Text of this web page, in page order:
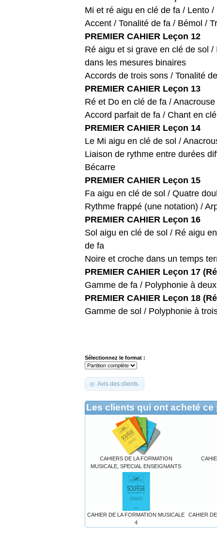
Mi et ré aigu en clé de fa / Lento
Accent / Tonalité de fa / Bémol /
PREMIER CAHIER Leçon 12
Ré aigu et si grave en clé de sol
dans les mesures binaires
Accords de trois sons / Tonalité
PREMIER CAHIER Leçon 13
Ré et Do en clé de fa /
Accord parfait de fa / Chant en
PREMIER CAHIER Leçon 14
Le Mi aigu en clé de sol /
Liaison de rythme entre durées
Bécarre
PREMIER CAHIER Leçon 15
Fa aigu en clé de sol / Quatre
Rythme frappé (une notation) /
PREMIER CAHIER Leçon 16
Sol aigu en clé de sol / Ré aigu
de fa
Noire et croche dans un temps
PREMIER CAHIER Leçon 17
Gamme de fa / Polyphonie à
PREMIER CAHIER Leçon 18
Gamme de sol / Polyphonie à
Sélectionnez le format :
Avis des clients
Les clients qui ont acheté
CAHIERS DE LA FORMATION
MUSICALE, SPECIAL ENSEIGNANTS
CAHIER DE LA FORMATION MUSICALE
4
CAHIER